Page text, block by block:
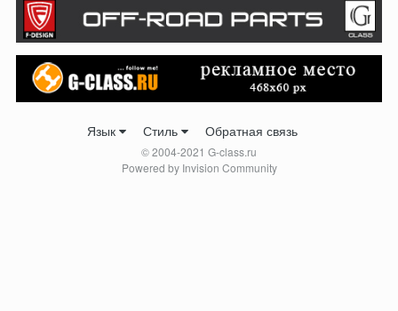
Язык Стиль Обратная связь
© 2004-2021 G-class.ru
Powered by Invision Community